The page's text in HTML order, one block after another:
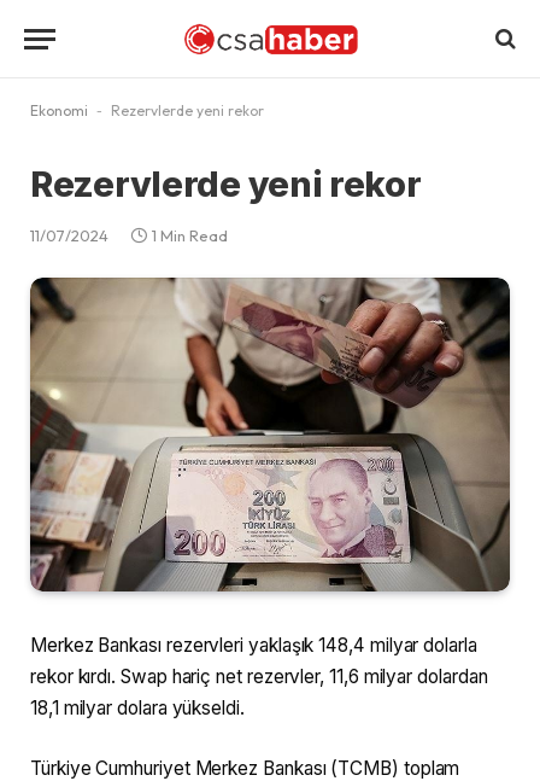
Ekonomi - Rezervlerde yeni rekor
Rezervlerde yeni rekor
11/07/2024 1 Min Read
Merkez Bankası rezervleri yaklaşık 148,4 milyar dolarla
rekor kırdı. Swap hariç net rezervler, 11,6 milyar dolardan
18,1 milyar dolara yükseldi.
Türkiye Cumhuriyet Merkez Bankası (TCMB) toplam